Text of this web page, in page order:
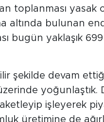
toplanması yasak
altında bulunan
bugün yaklaşık
şekilde devam
yoğunlaştık.
işleyerek
üretimine de